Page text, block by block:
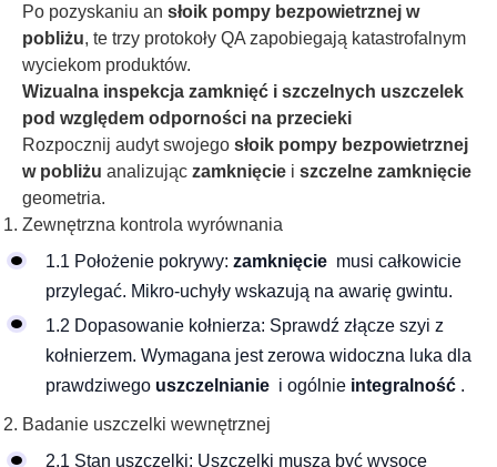
Po pozyskaniu an słoik pompy bezpowietrznej w
pobliżu, te trzy protokoły QA zapobiegają katastrofalnym
wyciekom produktów.
Wizualna inspekcja zamknięć i szczelnych uszczelek
pod względem odporności na przecieki
Rozpocznij audyt swojego słoik pompy bezpowietrznej
w pobliżu analizując zamknięcie i szczelne zamknięcie
geometria.
Zewnętrzna kontrola wyrównania
1.1 Położenie pokrywy: zamknięcie musi całkowicie
przylegać. Mikro-uchyły wskazują na awarię gwintu.
1.2 Dopasowanie kołnierza: Sprawdź złącze szyi z
kołnierzem. Wymagana jest zerowa widoczna luka dla
prawdziwego uszczelnianie i ogólnie integralność .
Badanie uszczelki wewnętrznej
2.1 Stan uszczelki: Uszczelki muszą być wysoce